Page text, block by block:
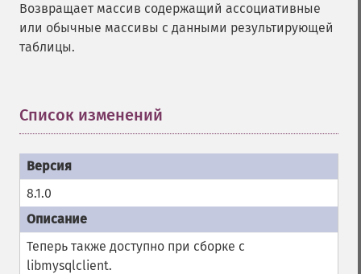
Возвращает массив содержащий ассоциативные
или обычные массивы с данными результирующей
таблицы.
Список изменений
8.1.0
Теперь также доступно при сборке с
libmysqlclient.